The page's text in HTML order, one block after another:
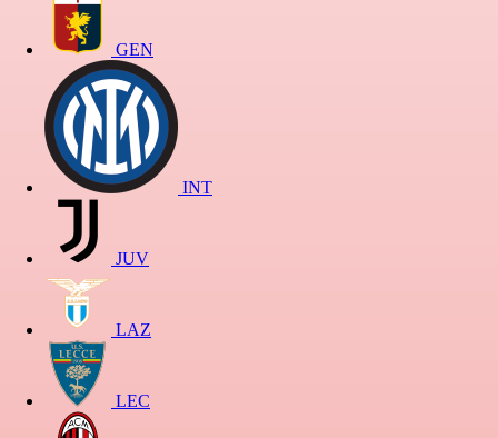
GEN
INT
JUV
LAZ
LEC